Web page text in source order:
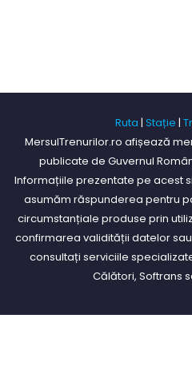
Ruta | Stație |
MersulTrenurilor.ro afișează
publicate de Guvernul
Informațiile prezentate pe acest
asumăm răspunderea pentru
circumstanțiale produse prin
confirmarea validității datelor
consultați serviciile
Călători, Softrans